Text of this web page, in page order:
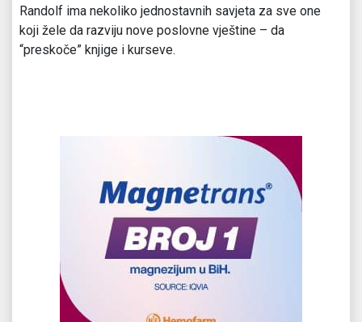
Randolf ima nekoliko jednostavnih savjeta za sve one
koji žele da razviju nove poslovne vještine – da
“preskoče” knjige i kurseve.